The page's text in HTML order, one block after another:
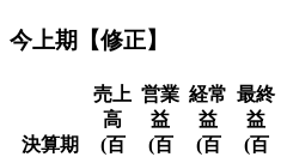
今上期【修正】
決算期
売上
高
(百
営業
益
(百
経常
益
(百
最終
益
(百